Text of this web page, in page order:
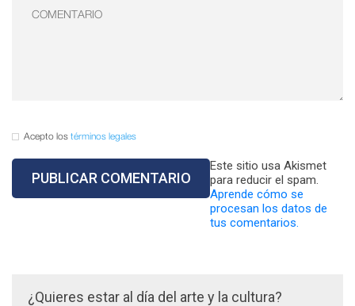
Acepto los términos legales
Este sitio usa Akismet
para reducir el spam.
Aprende cómo se
procesan los datos de
tus comentarios.
¿Quieres estar al día del arte y la cultura?